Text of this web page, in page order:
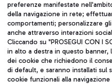
Sede legale: Via Pier Paolo
telefono +39 06 65951
Privacy policy
Mappa sito
preferenze manifestate
della navigazione in rete;
comportamenti; personalizzare
anche attraverso interazioni
Cliccando su "PROSEGUI CON I
in alto a destra in questo
dei cookie che richiedono il
di default, e saranno installati sul
cookie funzionali alla